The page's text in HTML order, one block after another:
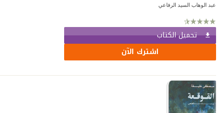
عبد الوهاب السيد الرفاعي
تحميل الكتاب
اشترك الآن